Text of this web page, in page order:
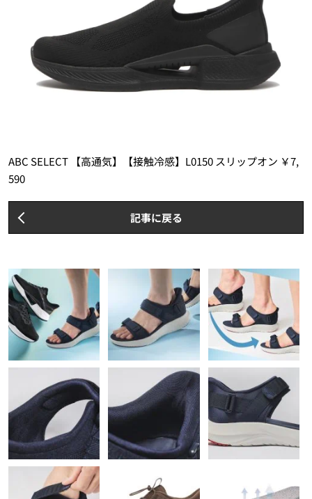
ABC SELECT 【高通気】【接触冷感】L0150 スリップオン ￥7,
590
記事に戻る